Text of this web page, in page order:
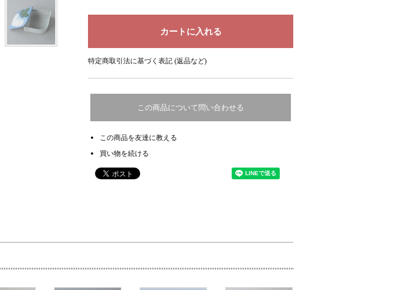
特定商取引法に基づく表記 (返品など)
この商品について問い合わせる
この商品を友達に教える
買い物を続ける